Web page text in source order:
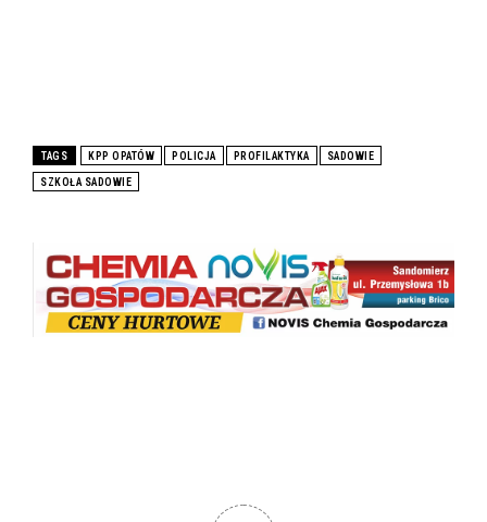
TAGS KPP OPATÓW POLICJA PROFILAKTYKA SADOWIE
SZKOŁA SADOWIE